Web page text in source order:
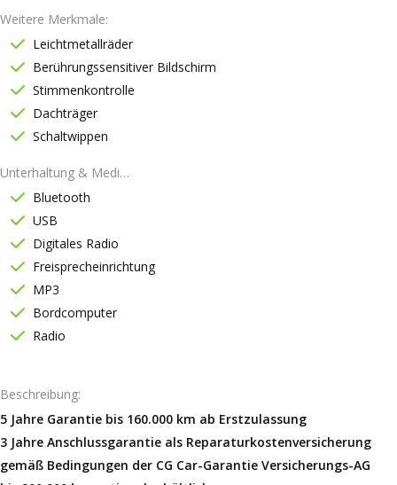
Weitere Merkmale
Leichtmetallräder
Berührungssensitiver Bildschirm
Stimmenkontrolle
Dachträger
Schaltwippen
Unterhaltung & Medien
Bluetooth
USB
Digitales Radio
Freisprecheinrichtung
MP3
Bordcomputer
Radio
Beschreibung
5 Jahre Garantie bis 160.000 km ab Erstzulassung
3 Jahre Anschlussgarantie als Reparaturkostenversicherung
gemäß Bedingungen der CG Car-Garantie Versicherungs-AG